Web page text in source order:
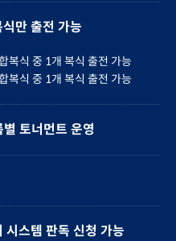
만 출전 가능
복식 중 1개 복식 출전 가능
복식 중 1개 복식 출전 가능
토너먼트 운영
스템 판독 신청 가능